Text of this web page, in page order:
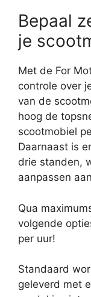
Bepaal
je
Met de For
controle over
van de
hoog de
scootmobiel
Daarnaast is
drie standen,
aanpassen
Qua
volgende
per uur!
Standaard
geleverd met